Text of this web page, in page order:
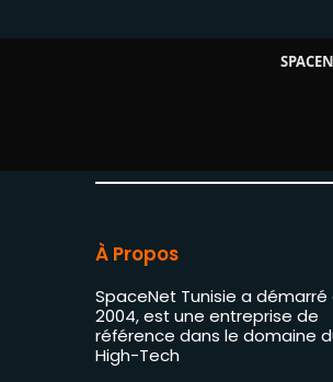
À Propos
SpaceNet Tunisie a démarré
2004, est une entreprise de
référence dans le domaine
High-Tech